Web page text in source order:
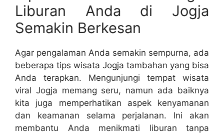
Liburan Anda di Jogja
Semakin Berkesan
Agar pengalaman Anda semakin sempurna, ada
beberapa tips wisata Jogja tambahan yang bisa
Anda terapkan. Mengunjungi tempat wisata
viral Jogja memang seru, namun ada baiknya
kita juga memperhatikan aspek kenyamanan
dan keamanan selama perjalanan. Ini akan
membantu Anda menikmati liburan tanpa